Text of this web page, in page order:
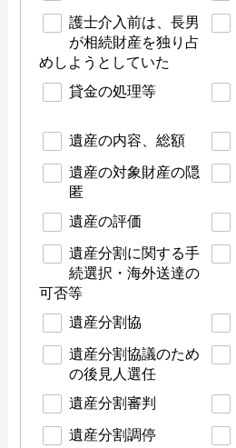
護士介入前は、長男
が相続財産を独り占
めしようとしていた
貸金の処理等
遺産の内容、総額
遺産の対象財産の隠
匿
遺産の評価
遺産分割に関する手
続選択・海外送達の
可否等
遺産分割協
遺産分割協議のため
の後見人選任
遺産分割審判
遺産分割調停